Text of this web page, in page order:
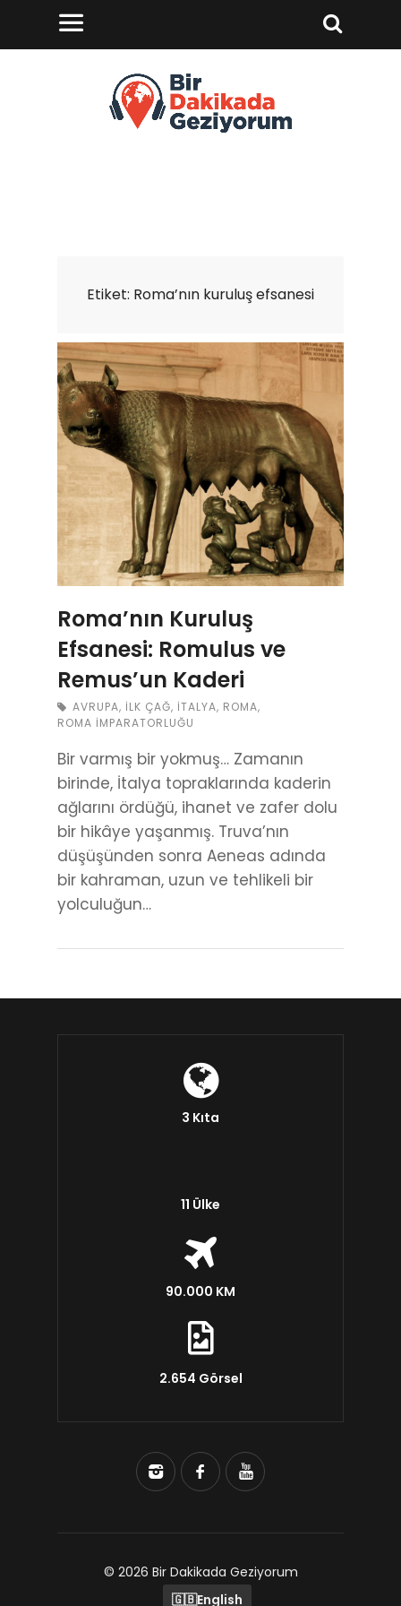
Etiket: Roma’nın kuruluş efsanesi
Roma’nın Kuruluş
Efsanesi: Romulus ve
Remus’un Kaderi
AVRUPA, İLK ÇAĞ, İTALYA, ROMA,
ROMA İMPARATORLUĞU
Bir varmış bir yokmuş… Zamanın
birinde, İtalya topraklarında kaderin
ağlarını ördüğü, ihanet ve zafer dolu
bir hikâye yaşanmış. Truva’nın
düşüşünden sonra Aeneas adında
bir kahraman, uzun ve tehlikeli bir
yolculuğun…
3 Kıta
11 Ülke
90.000 KM
2.654 Görsel
© 2026 Bir Dakikada Geziyorum
🇬🇧English